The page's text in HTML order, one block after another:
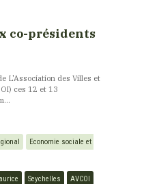
co-présidents
L'Association des Villes et
ces 12 et 13
Economie sociale et
Seychelles AVCOI